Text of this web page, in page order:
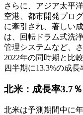
さらに、アジア太平
空港、都市開発プロ
に牽引され、著しい
は、回転ドラム式洗
管理システムなど、
2022年の同時期と比
四半期に13.3%の成長
北米：成長率3.7
北米は予測期間中に